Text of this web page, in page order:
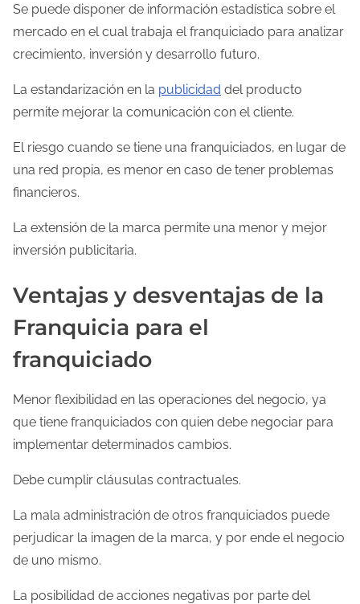
Se puede disponer de información estadística sobre el
mercado en el cual trabaja el franquiciado para analizar
crecimiento, inversión y desarrollo futuro.
La estandarización en la publicidad del producto
permite mejorar la comunicación con el cliente.
El riesgo cuando se tiene una franquiciados, en lugar de
una red propia, es menor en caso de tener problemas
financieros.
La extensión de la marca permite una menor y mejor
inversión publicitaria.
Ventajas y desventajas de la
Franquicia para el
franquiciado
Menor flexibilidad en las operaciones del negocio, ya
que tiene franquiciados con quien debe negociar para
implementar determinados cambios.
Debe cumplir cláusulas contractuales.
La mala administración de otros franquiciados puede
perjudicar la imagen de la marca, y por ende el negocio
de uno mismo.
La posibilidad de acciones negativas por parte del